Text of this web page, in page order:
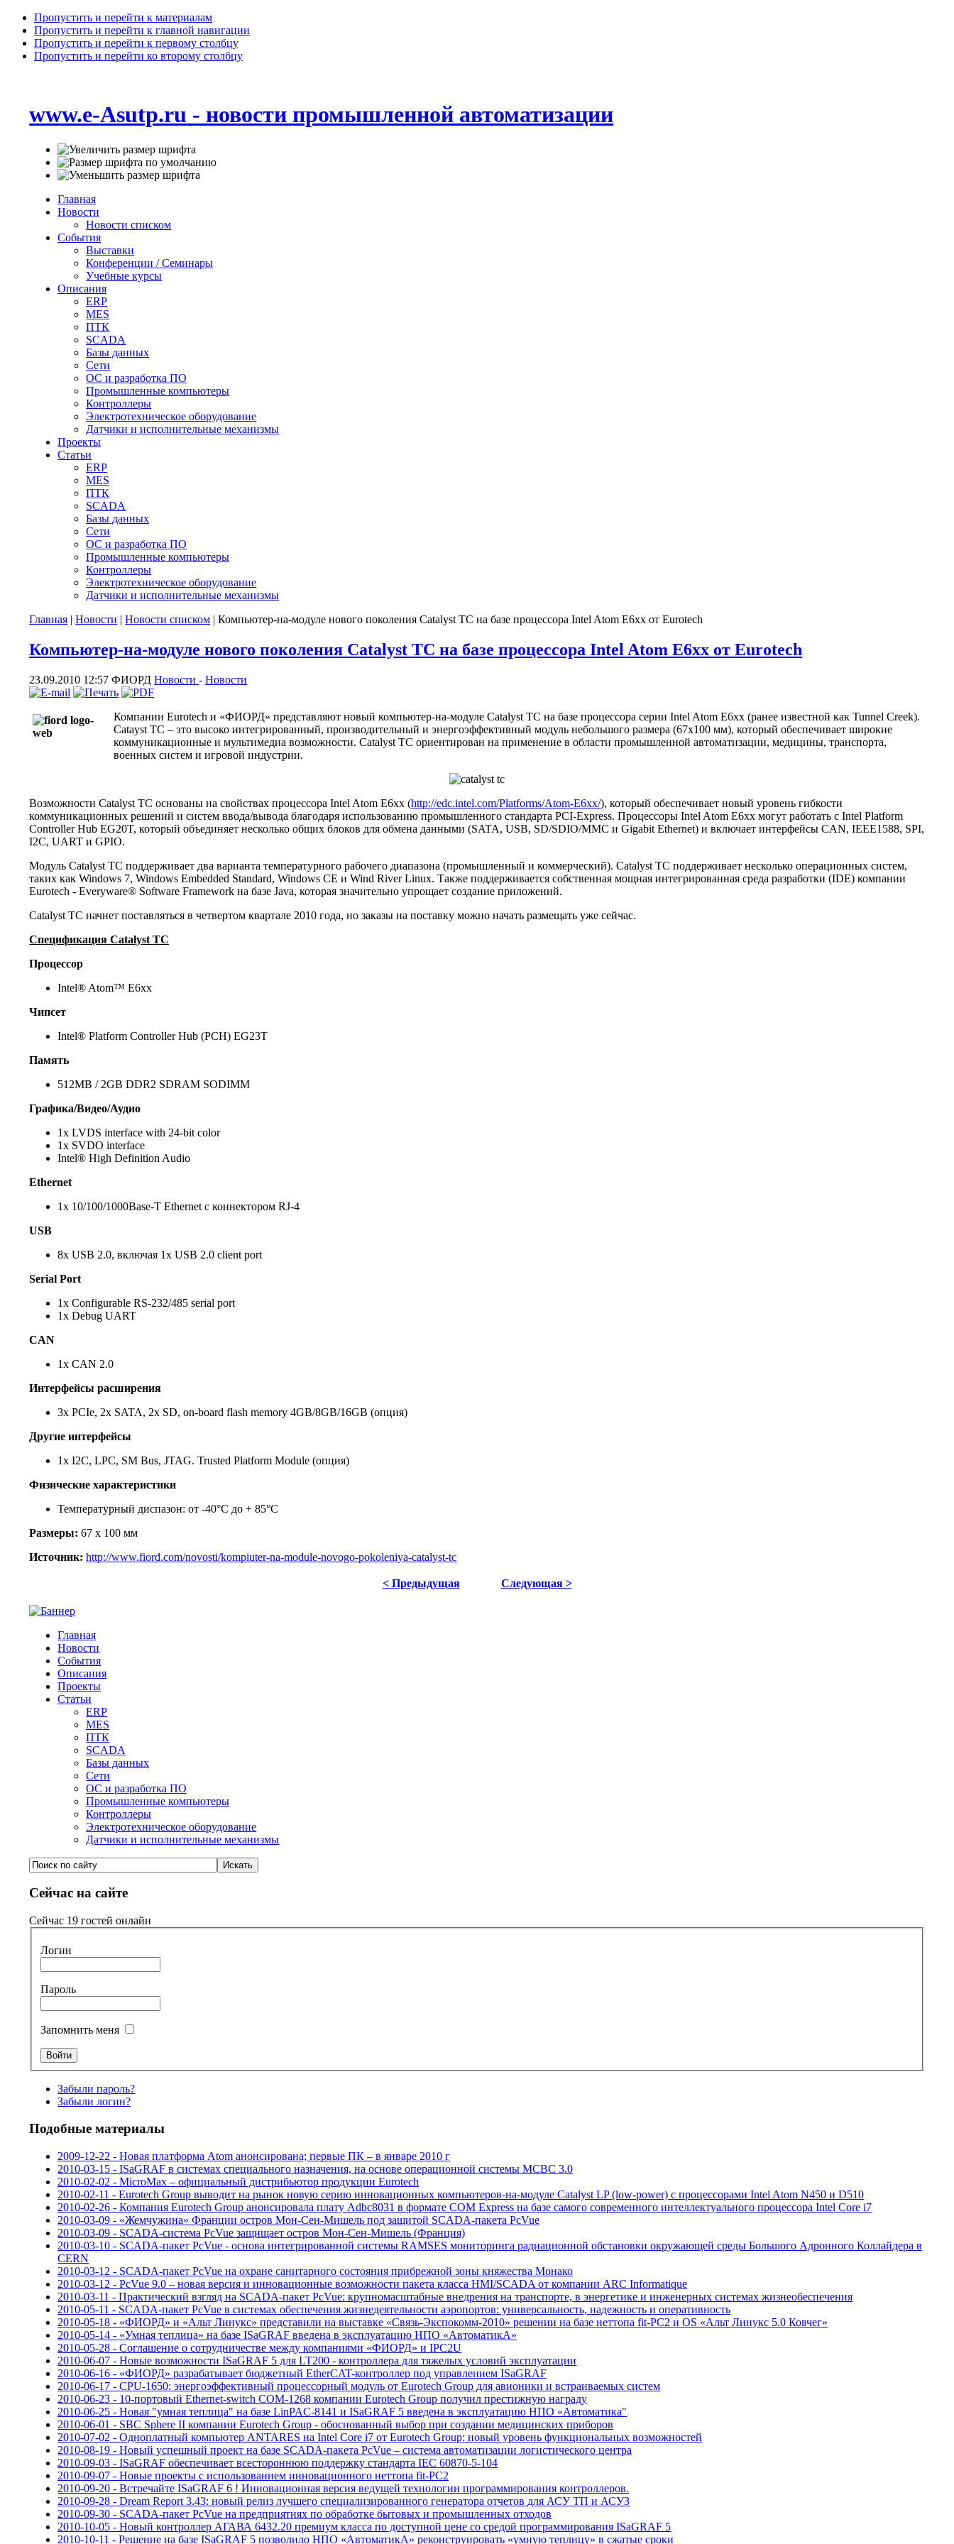
Пропустить и перейти к материалам
Пропустить и перейти к главной навигации
Пропустить и перейти к первому столбцу
Пропустить и перейти ко второму столбцу
www.e-Asutp.ru - новости промышленной автоматизации
Главная
Новости
Новости списком
События
Выставки
Конференции / Семинары
Учебные курсы
Описания
ERP
MES
ПТК
SCADA
Базы данных
Сети
ОС и разработка ПО
Промышленные компьютеры
Контроллеры
Электротехническое оборудование
Датчики и исполнительные механизмы
Проекты
Статьи
ERP
MES
ПТК
SCADA
Базы данных
Сети
ОС и разработка ПО
Промышленные компьютеры
Контроллеры
Электротехническое оборудование
Датчики и исполнительные механизмы
Главная |Новости |Новости списком | Компьютер-на-модуле нового поколения Catalyst TC на базе процессора Intel Atom E6xx от Eurotech
Компьютер-на-модуле нового поколения Catalyst TC на базе процессора Intel Atom E6xx от Eurotech
23.09.2010 12:57ФИОРДНовости-Новости
Компании Eurotech и «ФИОРД» представляют новый компьютер-на-модуле Catalyst TC на базе процессора серии Intel Atom E6xx (ранее известной как Tunnel Creek).
Catayst TC – это высоко интегрированный, производительный и энергоэффективный модуль небольшого размера (67x100 мм), который обеспечивает широкие
коммуникационные и мультимедиа возможности. Catalyst TC ориентирован на применение в области промышленной автоматизации, медицины, транспорта,
военных систем и игровой индустрии.
Возможности Catalyst TC основаны на свойствах процессора Intel Atom E6xx (http://edc.intel.com/Platforms/Atom-E6xx/), который обеспечивает новый уровень гибкости
коммуникационных решений и систем ввода/вывода благодаря использованию промышленного стандарта PCI-Express. Процессоры Intel Atom E6xx могут работать с Intel Platform
Controller Hub EG20T, который объединяет несколько общих блоков для обмена данными (SATA, USB, SD/SDIO/MMC и Gigabit Ethernet) и включает интерфейсы CAN, IEEE1588, SPI,
I2C, UART и GPIO.
Модуль Catalyst TC поддерживает два варианта температурного рабочего диапазона (промышленный и коммерческий). Catalyst TC поддерживает несколько операционных систем,
таких как Windows 7, Windows Embedded Standard, Windows CE и Wind River Linux. Также поддерживается собственная мощная интегрированная среда разработки (IDE) компании
Eurotech - Everyware® Software Framework на базе Java, которая значительно упрощает создание приложений.
Catalyst TC начнет поставляться в четвертом квартале 2010 года, но заказы на поставку можно начать размещать уже сейчас.
СпецификацияCatalyst TC
Процессор
Intel® Atom™ E6xx
Чипсет
Intel® Platform Controller Hub (PCH) EG23T
Память
512MB / 2GB DDR2 SDRAM SODIMM
Графика/Видео/Аудио
1x LVDS interface with 24-bit color
1x SVDO interface
Intel® High Definition Audio
Ethernet
1x 10/100/1000Base-T Ethernet с коннектором RJ-4
USB
8x USB 2.0, включая 1x USB 2.0 client port
Serial Port
1x Configurable RS-232/485 serial port
1x Debug UART
CAN
1x CAN 2.0
Интерфейсы расширения
3x PCIe, 2x SATA, 2x SD, on-board flash memory 4GB/8GB/16GB (опция)
Другие интерфейсы
1x I2C, LPC, SM Bus, JTAG. Trusted Platform Module (опция)
Физические характеристики
Температурный диспазон: от -40°C до + 85°C
Размеры: 67 x 100 мм
Источник: http://www.fiord.com/novosti/kompiuter-na-module-novogo-pokoleniya-catalyst-tc
< Предыдущая Следующая >
Главная
Новости
События
Описания
Проекты
Статьи
ERP
MES
ПТК
SCADA
Базы данных
Сети
ОС и разработка ПО
Промышленные компьютеры
Контроллеры
Электротехническое оборудование
Датчики и исполнительные механизмы
Сейчас на сайте
Сейчас 19 гостей онлайн
Логин
Пароль
Запомнить меня
Забыли пароль?
Забыли логин?
Подобные материалы
2009-12-22 - Новая платформа Atom анонсирована; первые ПК – в январе 2010 г
2010-03-15 - ISaGRAF в системах специального назначения, на основе операционной системы МСВС 3.0
2010-02-02 - MicroMax – официальный дистрибьютор продукции Eurotech
2010-02-11 - Eurotech Group выводит на рынок новую серию инновационных компьютеров-на-модуле Catalyst LP (low-power) с процессорами Intel Atom N450 и D510
2010-02-26 - Компания Eurotech Group анонсировала плату Adbc8031 в формате COM Express на базе самого современного интеллектуального процессора Intel Core i7
2010-03-09 - «Жемчужина» Франции остров Мон-Сен-Мишель под защитой SCADA-пакета PcVue
2010-03-09 - SCADA-система PcVue защищает остров Мон-Сен-Мишель (Франция)
2010-03-10 - SCADA-пакет PcVue - основа интегрированной системы RAMSES мониторинга радиационной обстановки окружающей среды Большого Адронного Коллайдера в
CERN
2010-03-12 - SCADA-пакет PcVue на охране санитарного состояния прибрежной зоны княжества Монако
2010-03-12 - PcVue 9.0 – новая версия и инновационные возможности пакета класса HMI/SCADA от компании ARC Informatique
2010-03-11 - Практический взгляд на SCADA-пакет PcVue: крупномасштабные внедрения на транспорте, в энергетике и инженерных системах жизнеобеспечения
2010-05-11 - SCADA-пакет PcVue в системах обеспечения жизнедеятельности аэропортов: универсальность, надежность и оперативность
2010-05-18 - «ФИОРД» и «Альт Линукс» представили на выставке «Связь-Экспокомм-2010» решении на базе неттопa fit-PC2 и OS «Альт Линукс 5.0 Ковчег»
2010-05-14 - «Умная теплица» на базе ISaGRAF введена в эксплуатацию НПО «АвтоматикА»
2010-05-28 - Соглашение о сотрудничестве между компаниями «ФИОРД» и IPC2U
2010-06-07 - Новые возможности ISaGRAF 5 для LT200 - контроллера для тяжелых условий эксплуатации
2010-06-16 - «ФИОРД» разрабатывает бюджетный EtherCAT-контроллер под управлением ISaGRAF
2010-06-17 - CPU-1650: энергоэффективный процессорный модуль от Eurotech Group для авионики и встраиваемых систем
2010-06-23 - 10-портовый Ethernet-switch COM-1268 компании Eurotech Group получил престижную награду
2010-06-25 - Новая "умная теплица" на базе LinPAС-8141 и ISaGRAF 5 введена в эксплуатацию НПО «Автоматика"
2010-06-01 - SBC Sphere II компании Eurotech Group - обоснованный выбор при создании медицинских приборов
2010-07-02 - Одноплатный компьютер ANTARES на Intel Core i7 от Eurotech Group: новый уровень функциональных возможностей
2010-08-19 - Новый успешный проект на базе SCADA-пакета PcVue – система автоматизации логистического центра
2010-09-03 - ISaGRAF обеспечивает всестороннюю поддержку стандарта IEC 60870-5-104
2010-09-07 - Новые проекты с использованием инновационного неттопа fit-PC2
2010-09-20 - Встречайте ISaGRAF 6 ! Инновационная версия ведущей технологии программирования контроллеров.
2010-09-28 - Dream Report 3.43: новый релиз лучшего специализированного генератора отчетов для АСУ ТП и АСУЗ
2010-09-30 - SCADA-пакет PcVue на предприятиях по обработке бытовых и промышленных отходов
2010-10-05 - Новый контроллер АГАВА 6432.20 премиум класса по доступной цене со средой программирования ISaGRAF 5
2010-10-11 - Решение на базе ISaGRAF 5 позволило НПО «АвтоматикА» реконструировать «умную теплицу» в сжатые сроки